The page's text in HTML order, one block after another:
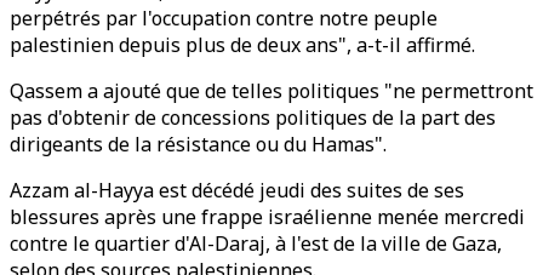
perpétrés par l'occupation contre notre peuple
palestinien depuis plus de deux ans", a-t-il affirmé.
Qassem a ajouté que de telles politiques "ne permettront
pas d'obtenir de concessions politiques de la part des
dirigeants de la résistance ou du Hamas".
Azzam al-Hayya est décédé jeudi des suites de ses
blessures après une frappe israélienne menée mercredi
contre le quartier d'Al-Daraj, à l'est de la ville de Gaza,